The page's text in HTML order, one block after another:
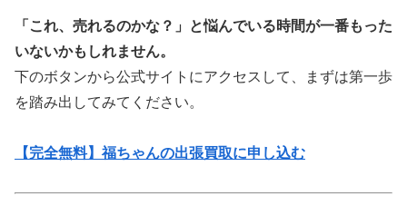
「これ、売れるのかな？」と悩んでいる時間が一番もった
いないかもしれません。
下のボタンから公式サイトにアクセスして、まずは第一歩
を踏み出してみてください。
【完全無料】福ちゃんの出張買取に申し込む